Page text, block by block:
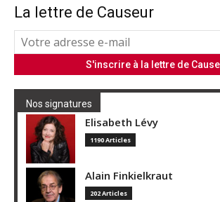
La lettre de Causeur
Nos signatures
Elisabeth Lévy
1190 Articles
Alain Finkielkraut
202 Articles